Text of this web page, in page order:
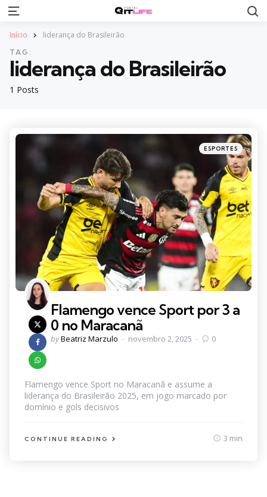
Menu
Início liderança do Brasileirão
1 Posts
TAG:
liderança do Brasileirão
Categories
Posted
in
ESPORTES
Flamengo vence Sport por 3 a
0 no Maracanã
Posted
byBeatriz Marzulo novembro 2, 2025 0
Flamengo vence Sport no Maracanã e assume a
liderança do Brasileirão 2025, em jogo marcado por
domínio e gols decisivos
CONTINUE READING 3 min